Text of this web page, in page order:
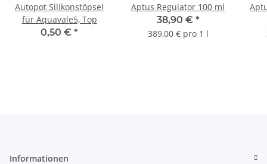
Autopot Silikonstöpsel
für Aquavale5, Top
0,50 € *
Aptus Regulator 100 ml
38,90 € *
389,00 € pro 1 l
Informationen